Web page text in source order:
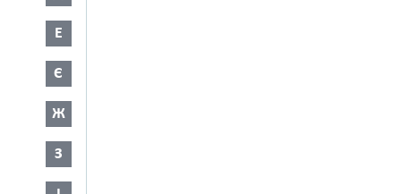
Е
Є
Ж
З